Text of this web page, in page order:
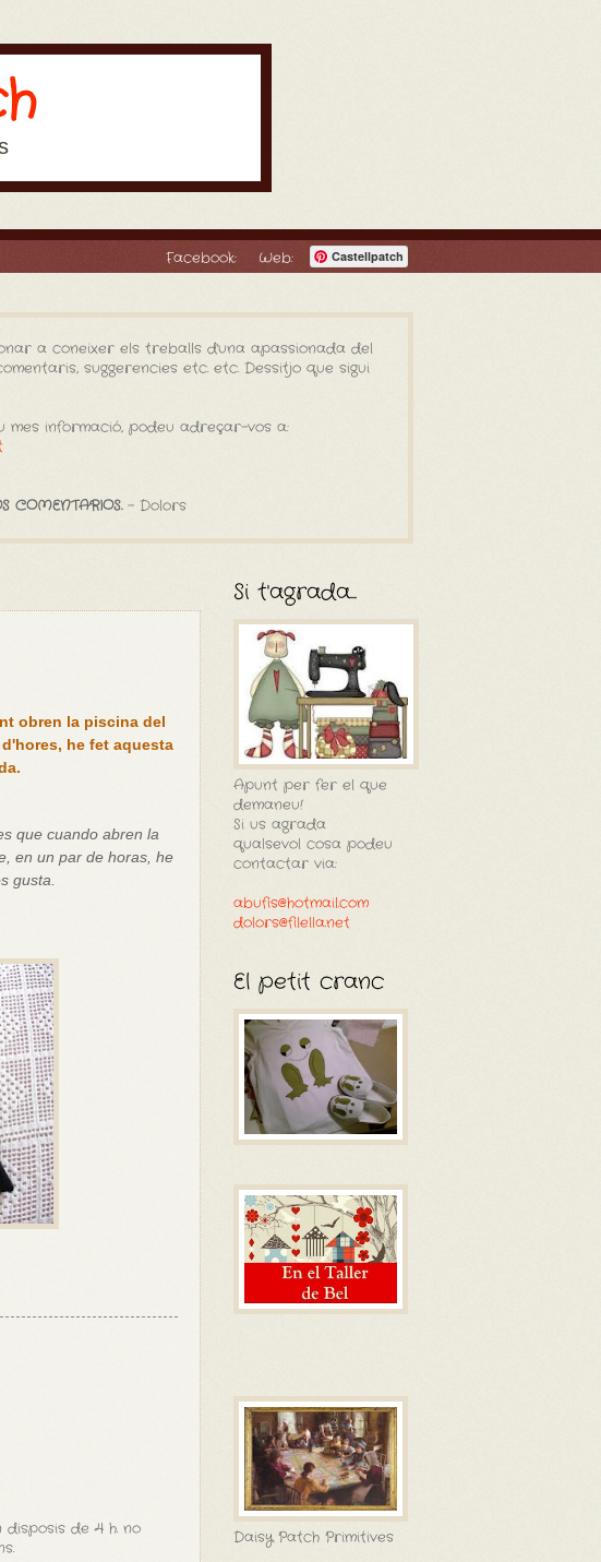
Castellpatch
Web:
Facebook:
a coneixer els treballs d'una apassionada del
suggerencies etc. etc. Dessitjo que sigui
mes informació, podeu adreçar-vos a:
COMENTARIOS. - Dolors
obren la piscina del
he fet aquesta
que cuando abren la
en un par de horas, he
gusta.
de 4 h. no
Si t'agrada...
Apunt per fer el que
demaneu!
Si us agrada
qualsevol cosa podeu
contactar via:
abufis@hotmail.com
dolors@filella.net
El petit cranc
Daisy Patch Primitives